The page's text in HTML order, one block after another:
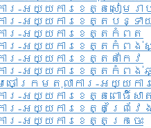
រ-អយ្យការខេត្តសៀមរា
ារ-អយ្យការខេត្តបន្ទា
ារ-អយ្យការខេត្តកំពត
ារ-អយ្យការខេត្តកំពង់
រ-អយ្យការខេត្តតាកែវ
ារ-អយ្យការខេត្តកំពង់
ចៅក្រមតុលាការ-អយ្យក
រ-អយ្យការខេត្តពោធិ៍សា
រ-អយ្យការខេត្តព្រៃវែ
រ-អយ្យការខេត្តក្រចេះ